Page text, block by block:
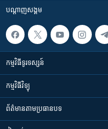
បណ្តាញ​សង្គម
កម្មវិធី​ទូរទស្សន៍
កម្មវិធី​វិទ្យុ
ព័ត៌មាន​តាមប្រធានបទ​